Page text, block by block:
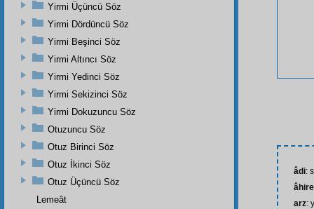
âdi:
arz:
Yirmi Üçüncü Söz
Yirmi Dördüncü Söz
Yirmi Beşinci Söz
Yirmi Altıncı Söz
Yirmi Yedinci Söz
Yirmi Sekizinci Söz
Yirmi Dokuzuncu Söz
Otuzuncu Söz
Otuz Birinci Söz
Otuz İkinci Söz
Otuz Üçüncü Söz
Lemeât